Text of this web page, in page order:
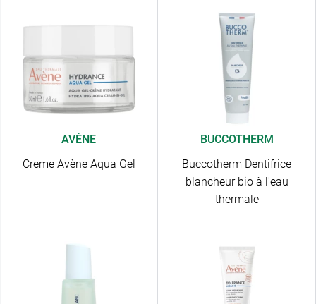
AVÈNE
Creme Avène Aqua Gel
BUCCOTHERM
Buccotherm Dentifrice
blancheur bio à l'eau
thermale